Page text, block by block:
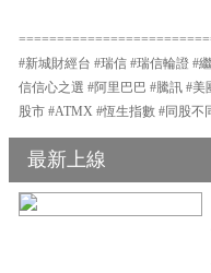
#新城財經台 #瑞信 #瑞信輪證 #
信信心之選 #阿里巴巴 #騰訊 #
股市 #ATMX #恆生指數 #同股不
最新上線